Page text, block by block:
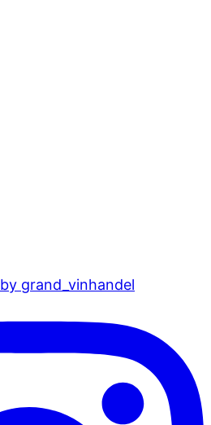
grand_vinhandel